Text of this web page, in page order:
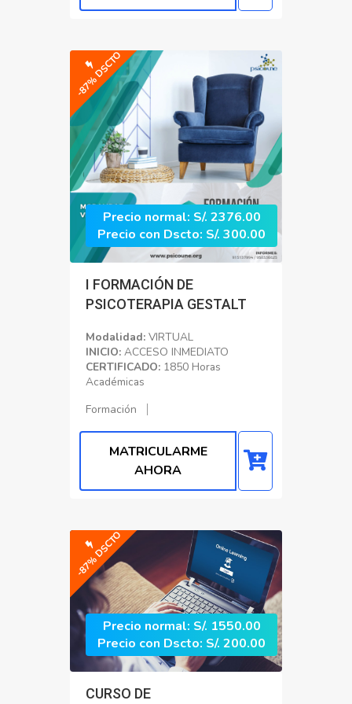
-87% DSCTO
Precio normal: S/. 2376.00
Precio con Dscto: S/. 300.00
I FORMACIÓN DE
PSICOTERAPIA GESTALT
Modalidad: VIRTUAL
INICIO: ACCESO INMEDIATO
CERTIFICADO: 1850 Horas
Académicas
Formación
MATRICULARME
AHORA
-87% DSCTO
Precio normal: S/. 1550.00
Precio con Dscto: S/. 200.00
CURSO DE